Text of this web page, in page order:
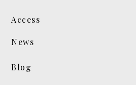
Access
News
Blog